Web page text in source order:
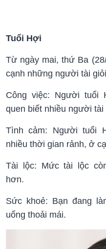
Tuổi Hợi
Từ ngày mai, thứ Ba
cạnh những người tài
Công việc: Người tuổi
quen biết nhiều người tài
Tình cảm: Người tuổi
nhiều thời gian rảnh, ở
Tài lộc: Mức tài lộc
hơn.
Sức khoẻ: Bạn đang
uống thoải mái.